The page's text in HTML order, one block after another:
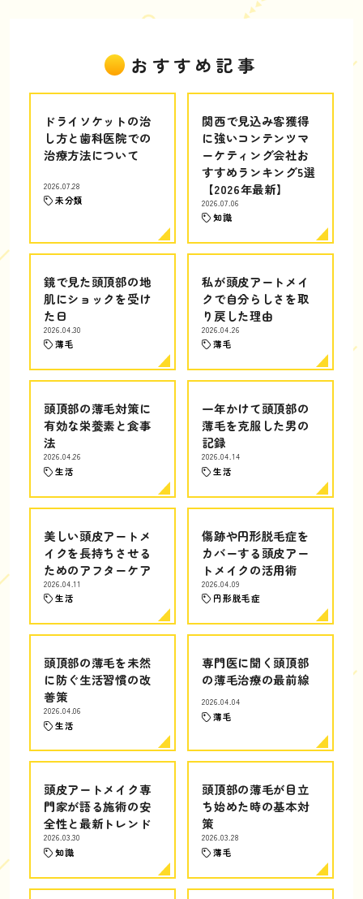
おすすめ記事
ドライソケットの治
し方と歯科医院での
治療方法について
2026.07.28
未分類
関西で見込み客獲得
に強いコンテンツマ
ーケティング会社お
すすめランキング5選
【2026年最新】
2026.07.06
知識
鏡で見た頭頂部の地
肌にショックを受け
た日
2026.04.30
薄毛
私が頭皮アートメイ
クで自分らしさを取
り戻した理由
2026.04.26
薄毛
頭頂部の薄毛対策に
有効な栄養素と食事
法
2026.04.26
生活
一年かけて頭頂部の
薄毛を克服した男の
記録
2026.04.14
生活
美しい頭皮アートメ
イクを長持ちさせる
ためのアフターケア
2026.04.11
生活
傷跡や円形脱毛症を
カバーする頭皮アー
トメイクの活用術
2026.04.09
円形脱毛症
頭頂部の薄毛を未然
に防ぐ生活習慣の改
善策
2026.04.06
生活
専門医に聞く頭頂部
の薄毛治療の最前線
2026.04.04
薄毛
頭皮アートメイク専
門家が語る施術の安
全性と最新トレンド
2026.03.30
知識
頭頂部の薄毛が目立
ち始めた時の基本対
策
2026.03.28
薄毛